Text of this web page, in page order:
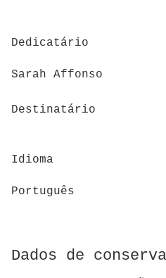
Dedicatário
Sarah Affonso
Destinatário
Idioma
Português
Dados de